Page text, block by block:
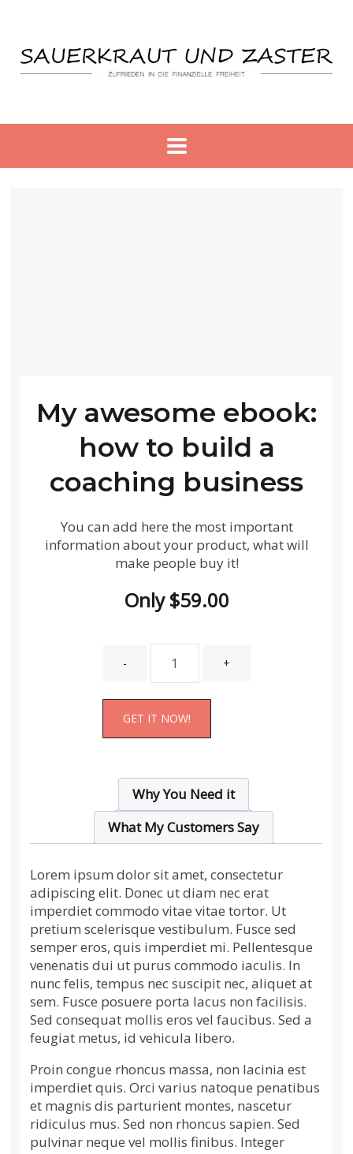
My awesome ebook:
how to build a
coaching business
You can add here the most important
information about your product, what will
make people buy it!
Only$59.00
awesome
build
business
Menge
GET IT NOW!
Why You Need it
What My Customers Say
Lorem ipsum dolor sit amet, consectetur
adipiscing elit. Donec ut diam nec erat
imperdiet commodo vitae vitae tortor. Ut
pretium scelerisque vestibulum. Fusce sed
semper eros, quis imperdiet mi. Pellentesque
venenatis dui ut purus commodo iaculis. In
nunc felis, tempus nec suscipit nec, aliquet at
sem. Fusce posuere porta lacus non facilisis.
Sed consequat mollis eros vel faucibus. Sed a
feugiat metus, id vehicula libero.
Proin congue rhoncus massa, non lacinia est
imperdiet quis. Orci varius natoque penatibus
et magnis dis parturient montes, nascetur
ridiculus mus. Sed non rhoncus sapien. Sed
pulvinar neque vel mollis finibus. Integer